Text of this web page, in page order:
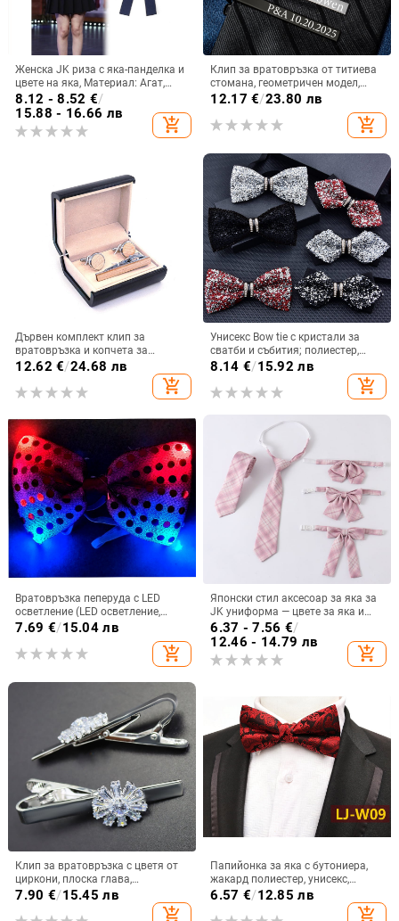
Женска JK риза с яка-панделка и
цвете на яка, Материал: Агат,
Подплата: Полиестер
8.12 - 8.52 €/
15.88 - 16.66 лв
add_shopping_cart
Клип за вратовръзка от титиева
стомана, геометричен модел,
буквен форма, електроплатинг
завършек, плоска глава, марка
Shouman, унисекс
12.17 €/23.80 лв
add_shopping_cart
Дървен комплект клип за
вратовръзка и копчета за
ръкавели, монохромен
геометричен дизайн, мъжки стил
12.62 €/24.68 лв
add_shopping_cart
Унисекс Bow tie с кристали за
сватби и събития; полиестер,
кристали, сплав
8.14 €/15.92 лв
add_shopping_cart
Вратовръзка пеперуда с LED
осветление (LED осветление,
шарка на райета, ръчно
боядисано платно, унисекс)
7.69 €/15.04 лв
add_shopping_cart
Японски стил аксесоар за яка за
JK униформа — цвете за яка и
лък
6.37 - 7.56 €/
12.46 - 14.79 лв
add_shopping_cart
Клип за вратовръзка с цветя от
циркони, плоска глава,
електроплатинг
7.90 €/15.45 лв
add_shopping_cart
Папийонка за яка с бутониера,
жакард полиестер, унисекс,
плоска глава • тегло 0.03 kg •
лицензиран частен етикет: Да
6.57 €/12.85 лв
add_shopping_cart